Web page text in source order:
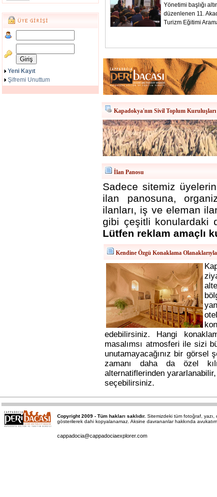
Yeni Kayıt
Şifremi Unuttum
Yönetimi başlığı
düzenlenen 11.
Turizm Eğitimi
Kapadokya'nın Sivil Toplum Kuruluşları
İlan Panosu
Sadece sitemiz
ilan panosuna,
ilanları, iş ve eleman
gibi çeşitli konulardaki
Lütfen reklam amaçlı
Kendine Özgü Konaklama
edebilirsiniz. Hangi
masalımsı atmosferi ile sizi
unutamayacağınız bir görsel
zamanı daha da özel
alternatiflerinden
seçebilirsiniz.
Copyright 2009 - Tüm hakları saklıdır. Sitemizdeki tüm fotoğraf, yazı,
gösterilerek dahi kopyalanamaz. Aksine davrananlar hakkında
cappadocia@cappadociaexplorer.com